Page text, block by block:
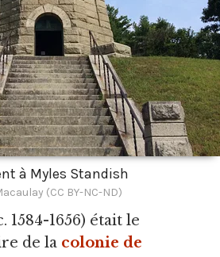
à Myles Standish
(CC BY-NC-ND)
1584-1656) était le
de la colonie de